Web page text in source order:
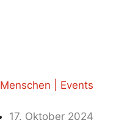
17. Oktober 2024
Menschen | Events